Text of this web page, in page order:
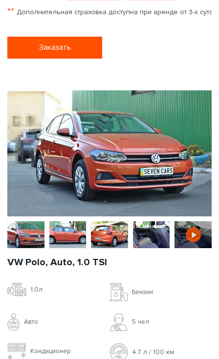
** Дополнительная страховка доступна при аренде от 3-х суток
Заказать
VW Polo, Auto, 1.0 TSI
1.0л Бензин
Авто 5 чел
Кондиционер 4.7 л / 100 км